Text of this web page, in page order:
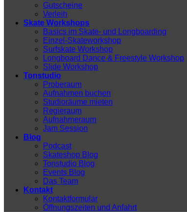
Gutscheine
Verleih
Skate Workshops
Basics im Skate- und Longboarding
Einzel-Skateworkshop
Surfskate Workshop
Longboard Dance & Freestyle Workshop
Slide Workshop
Tonstudio
Proberaum
Aufnahmen buchen
Studioräume mieten
Regieraum
Aufnahmeraum
Jam Session
Blog
Podcast
Skateshop Blog
Tonstudio Blog
Events Blog
Das Team
Kontakt
Kontaktformular
Öffnungszeiten und Anfahrt